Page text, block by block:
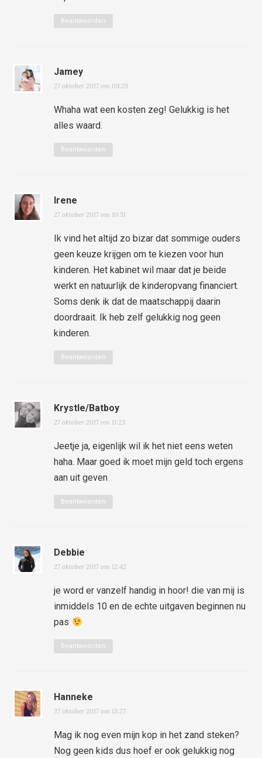
Beantwoorden
Jamey
27 oktober 2017 om 09:29
Whaha wat een kosten zeg! Gelukkig is het
alles waard.
Beantwoorden
Irene
27 oktober 2017 om 10:51
Ik vind het altijd zo bizar dat sommige ouders
geen keuze krijgen om te kiezen voor hun
kinderen. Het kabinet wil maar dat je beide
werkt en natuurlijk de kinderopvang financiert.
Soms denk ik dat de maatschappij daarin
doordraait. Ik heb zelf gelukkig nog geen
kinderen.
Beantwoorden
Krystle/Batboy
27 oktober 2017 om 11:23
Jeetje ja, eigenlijk wil ik het niet eens weten
haha. Maar goed ik moet mijn geld toch ergens
aan uit geven
Beantwoorden
Debbie
27 oktober 2017 om 12:42
je word er vanzelf handig in hoor! die van mij is
inmiddels 10 en de echte uitgaven beginnen nu
pas
Beantwoorden
Hanneke
27 oktober 2017 om 15:27
Mag ik nog even mijn kop in het zand steken?
Nog geen kids dus hoef er ook gelukkig nog